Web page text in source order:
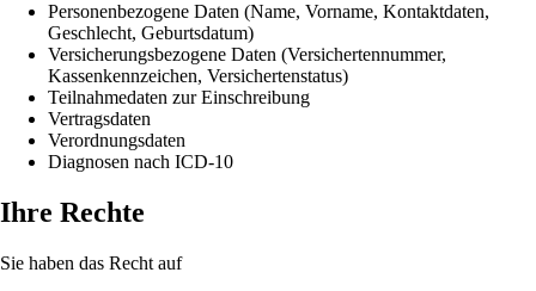
Personenbezogene Daten (Name, Vorname, Kontaktdaten,
Geschlecht, Geburtsdatum)
Versicherungsbezogene Daten (Versichertennummer,
Kassenkennzeichen, Versichertenstatus)
Teilnahmedaten zur Einschreibung
Vertragsdaten
Verordnungsdaten
Diagnosen nach ICD-10
Ihre Rechte
Sie haben das Recht auf